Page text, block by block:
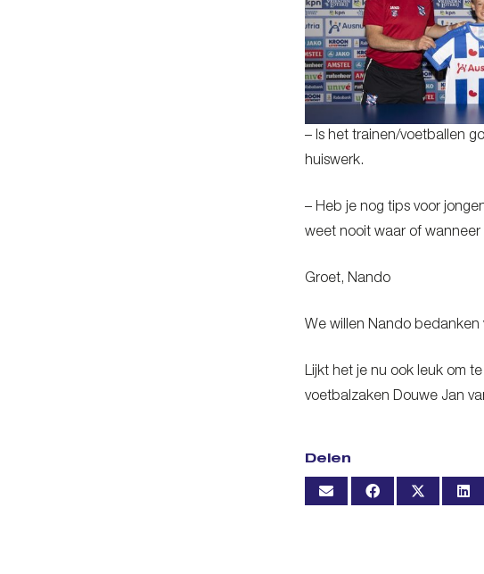
– Is het trainen/voetballen
huiswerk.
– Heb je nog tips voor
weet nooit waar of
Groet, Nando
We willen Nando bedanken
Lijkt het je nu ook leuk om
voetbalzaken Douwe Jan
Delen